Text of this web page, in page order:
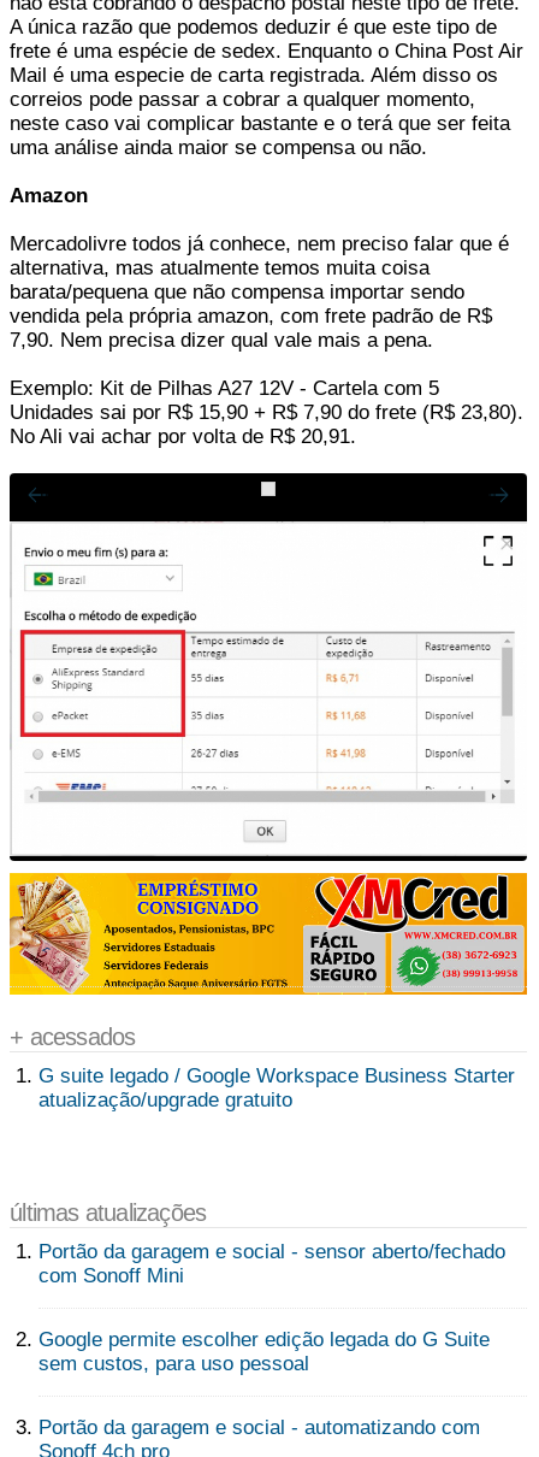
A única razão que podemos deduzir é que este tipo de
frete é uma espécie de sedex. Enquanto o China Post Air
Mail é uma especie de carta registrada. Além disso os
correios pode passar a cobrar a qualquer momento,
neste caso vai complicar bastante e o terá que ser feita
uma análise ainda maior se compensa ou não.
Amazon
Mercadolivre todos já conhece, nem preciso falar que é
alternativa, mas atualmente temos muita coisa
barata/pequena que não compensa importar sendo
vendida pela própria amazon, com frete padrão de R$
7,90. Nem precisa dizer qual vale mais a pena.
Exemplo: Kit de Pilhas A27 12V - Cartela com 5
Unidades sai por R$ 15,90 + R$ 7,90 do frete (R$ 23,80).
No Ali vai achar por volta de R$ 20,91.‬
+ acessados
G suite legado / Google Workspace Business Starter
atualização/upgrade gratuito
últimas atualizações
Portão da garagem e social - sensor aberto/fechado
com Sonoff Mini
Google permite escolher edição legada do G Suite
sem custos, para uso pessoal
Portão da garagem e social - automatizando com
Sonoff 4ch pro